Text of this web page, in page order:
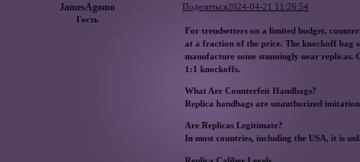
Поделиться2024-04-21 11:26:54
JamesAgomo
Гость
For trendsetters on a limited budget,
at a fraction of the price. The knockoff bag
manufacture some stunningly near
1:1 knockoffs.
What Are Counterfeit Handbags?
Replica handbags are unauthorized
Are Replicas Legitimate?
In most countries, including the USA, it is